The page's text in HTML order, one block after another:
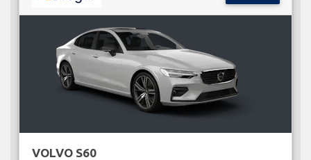
VOLVO S60